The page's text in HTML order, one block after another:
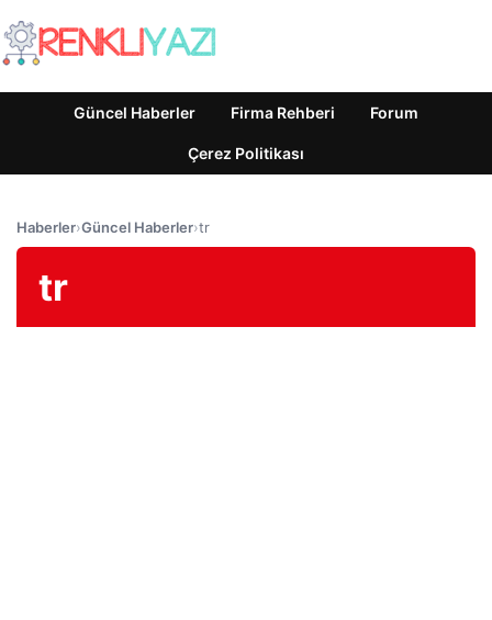
Güncel Haberler Firma Rehberi Forum
Çerez Politikası
Haberler›Güncel Haberler›tr
tr